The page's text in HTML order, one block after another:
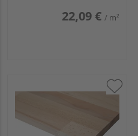
22,09 € / m²